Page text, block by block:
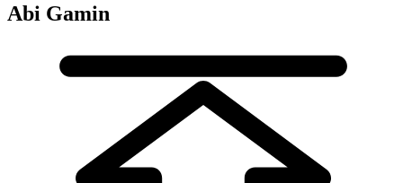
Abi Gamin